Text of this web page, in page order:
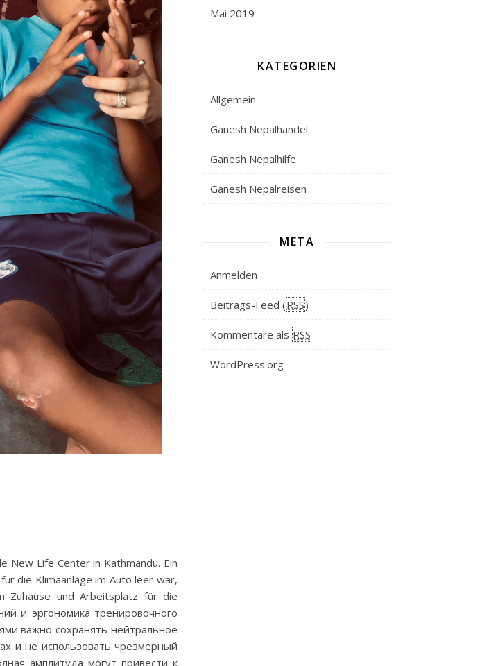
New Life Center in Kathmandu. Ein
die Klimaanlage im Auto leer war,
Zuhause und Arbeitsplatz für die
и эргономика тренировочного
важно сохранять нейтральное
и не использовать чрезмерный
амплитуда могут привести к
Mai 2019
KATEGORIEN
Allgemein
Ganesh Nepalhandel
Ganesh Nepalhilfe
Ganesh Nepalreisen
META
Anmelden
Beitrags-Feed (RSS)
Kommentare als RSS
WordPress.org